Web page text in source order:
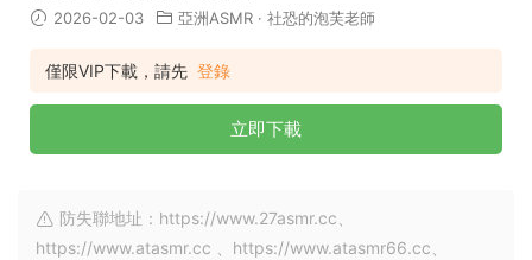
2026-02-03 亞洲ASMR · 社恐的泡芙老師
僅限VIP下載，請先 登錄
立即下載
防失聯地址：https://www.27asmr.cc、
https://www.atasmr.cc 、https://www.atasmr66.cc、